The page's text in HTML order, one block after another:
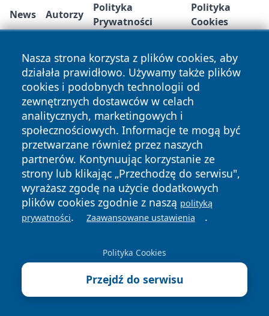
Nasza strona korzysta z plików cookies, aby
działała prawidłowo. Używamy także plików
cookies i podobnych technologii od
zewnętrznych dostawców w celach
analitycznych, marketingowych i
społecznościowych. Informacje te mogą być
przetwarzane również przez naszych
partnerów. Kontynuując korzystanie ze
strony lub klikając „Przechodzę do serwisu",
wyrażasz zgodę na użycie dodatkowych
plików cookies zgodnie z naszą polityką
prywatności. Zaawansowane ustawienia .
Polityka Cookies
Przejdź do serwisu
News Autorzy
Polityka
Prywatności
Polityka
Cookies